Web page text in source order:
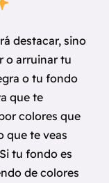
destacar, sino
o arruinar tu
o tu fondo
que te
colores que
que te veas
tu fondo es
de colores